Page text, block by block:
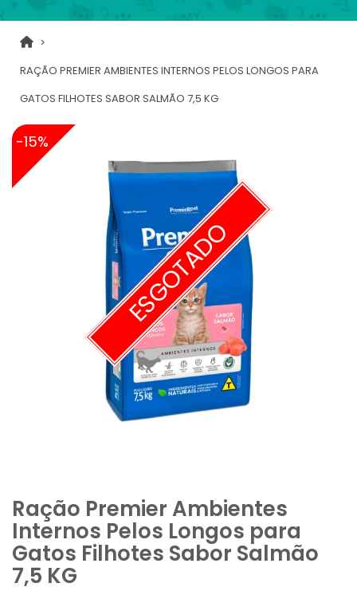
RAÇÃO PREMIER AMBIENTES INTERNOS PELOS LONGOS PARA
GATOS FILHOTES SABOR SALMÃO 7,5 KG
ESGOTADO
-15%
Ração Premier Ambientes
Internos Pelos Longos para
Gatos Filhotes Sabor Salmão
7,5 KG